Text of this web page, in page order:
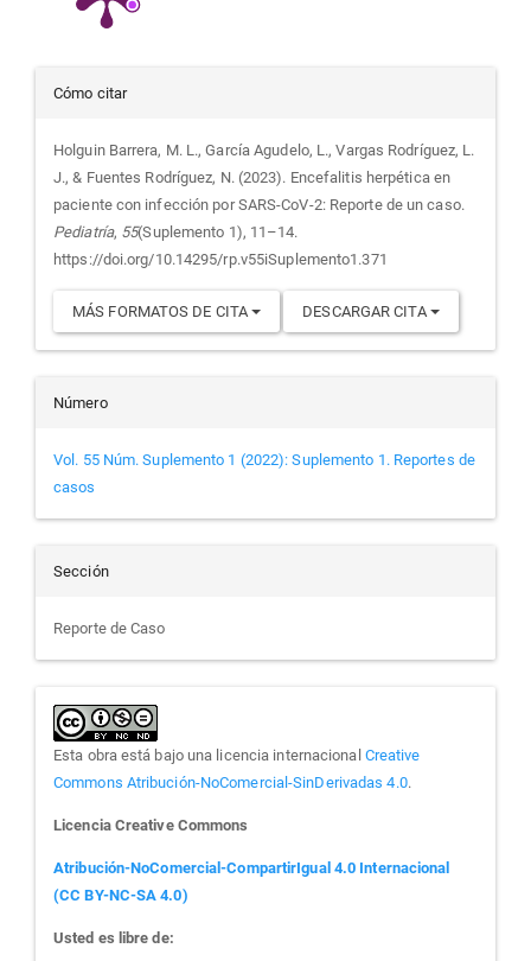
Detalles
del
artículo
Cómo citar
Holguin Barrera, M. L., García Agudelo, L., Vargas Rodríguez, L.
J., & Fuentes Rodríguez, N. (2023). Encefalitis herpética en
paciente con infección por SARS-CoV-2: Reporte de un caso.
Pediatría, 55(Suplemento 1), 11–14.
https://doi.org/10.14295/rp.v55iSuplemento1.371
MÁS FORMATOS DE CITA DESCARGAR CITA
Número
Vol. 55 Núm. Suplemento 1 (2022): Suplemento 1. Reportes de
casos
Sección
Reporte de Caso
Esta obra está bajo una licencia internacional Creative
Commons Atribución-NoComercial-SinDerivadas 4.0.
Licencia Creative Commons
Atribución-NoComercial-CompartirIgual 4.0 Internacional
(CC BY-NC-SA 4.0)
Usted es libre de: